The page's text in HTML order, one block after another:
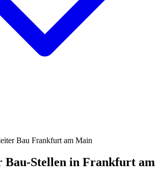
Bau Frankfurt am Main
Bau-Stellen in Frankfurt am